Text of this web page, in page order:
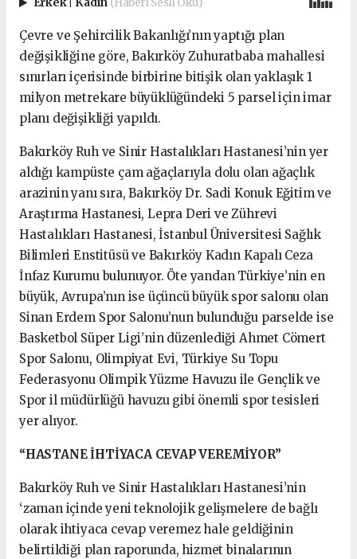
Çevre ve Şehircilik Bakanlığı’nın yaptığı plan
değişikliğine göre, Bakırköy Zuhuratbaba mahallesi
sınırları içerisinde birbirine bitişik olan yaklaşık 1
milyon metrekare büyüklüğündeki 5 parsel için imar
planı değişikliği yapıldı.
Bakırköy Ruh ve Sinir Hastalıkları Hastanesi’nin yer
aldığı kampüste çam ağaçlarıyla dolu olan ağaçlık
arazinin yanı sıra, Bakırköy Dr. Sadi Konuk Eğitim ve
Araştırma Hastanesi, Lepra Deri ve Zührevi
Hastalıkları Hastanesi, İstanbul Üniversitesi Sağlık
Bilimleri Enstitüsü ve Bakırköy Kadın Kapalı Ceza
İnfaz Kurumu bulunuyor. Öte yandan Türkiye’nin en
büyük, Avrupa’nın ise üçüncü büyük spor salonu olan
Sinan Erdem Spor Salonu’nun bulunduğu parselde ise
Basketbol Süper Ligi’nin düzenlediği Ahmet Cömert
Spor Salonu, Olimpiyat Evi, Türkiye Su Topu
Federasyonu Olimpik Yüzme Havuzu ile Gençlik ve
Spor il müdürlüğü havuzu gibi önemli spor tesisleri
yer alıyor.
“HASTANE İHTİYACA CEVAP VEREMİYOR”
Bakırköy Ruh ve Sinir Hastalıkları Hastanesi’nin
‘zaman içinde yeni teknolojik gelişmelere de bağlı
olarak ihtiyaca cevap veremez hale geldiğinin
belirtildiği plan raporunda, hizmet binalarının